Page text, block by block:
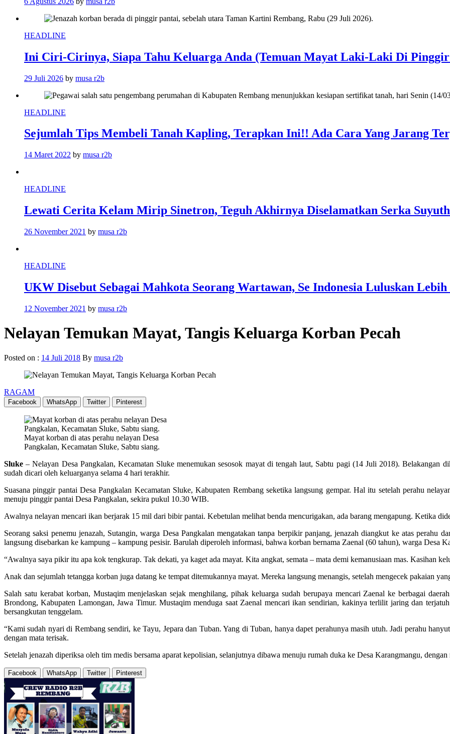
HEADLINE
Ini Ciri-Cirinya, Siapa Tahu Keluarga Anda (Temuan Mayat Laki-Laki Di
29 Juli 2026 by musa r2b
HEADLINE
Sejumlah Tips Membeli Tanah Kapling, Terapkan Ini!! Ada Cara Yang Jarang
14 Maret 2022 by musa r2b
HEADLINE
Lewati Cerita Kelam Mirip Sinetron, Teguh Akhirnya Diselamatkan Serka
26 November 2021 by musa r2b
HEADLINE
UKW Disebut Sebagai Mahkota Seorang Wartawan, Se Indonesia Luluskan
12 November 2021 by musa r2b
Nelayan Temukan Mayat, Tangis Keluarga Korban Pecah
Posted on : 14 Juli 2018 By musa r2b
RAGAM
Facebook WhatsApp Twitter Pinterest
Mayat korban di atas perahu nelayan Desa
Pangkalan, Kecamatan Sluke, Sabtu siang.
Sluke– Nelayan Desa Pangkalan, Kecamatan Sluke menemukan sesosok mayat di tengah laut, Sabtu pagi (14 Juli 2018). Belakangan
sudah dicari oleh keluarganya selama 4 hari terakhir.
Suasana pinggir pantai Desa Pangkalan Kecamatan Sluke, Kabupaten Rembang seketika langsung gempar. Hal itu setelah perahu
menuju pinggir pantai Desa Pangkalan, sekira pukul 10.30 WIB.
Awalnya nelayan mencari ikan berjarak 15 mil dari bibir pantai. Kebetulan melihat benda mencurigakan, ada barang mengapung. Ketika
Seorang saksi penemu jenazah, Sutangin, warga Desa Pangkalan mengatakan tanpa berpikir panjang, jenazah diangkut ke atas perahu
langsung disebarkan ke kampung – kampung pesisir. Barulah diperoleh informasi, bahwa korban bernama Zaenal (60 tahun), warga Desa
“Awalnya saya pikir itu apa kok tengkurap. Tak dekati, ya kaget ada mayat. Kita angkat, semata – mata demi kemanusiaan mas. Kasihan
Anak dan sejumlah tetangga korban juga datang ke tempat ditemukannya mayat. Mereka langsung menangis, setelah mengecek pakaian
Salah satu kerabat korban, Mustaqim menjelaskan sejak menghilang, pihak keluarga sudah berupaya mencari Zaenal ke berbagai
Brondong, Kabupaten Lamongan, Jawa Timur. Mustaqim menduga saat Zaenal mencari ikan sendirian, kakinya terlilit jaring dan
bersangkutan tenggelam.
“Kami sudah nyari di Rembang sendiri, ke Tayu, Jepara dan Tuban. Yang di Tuban, hanya dapet perahunya masih utuh. Jadi perahu
dengan mata terisak.
Setelah jenazah diperiksa oleh tim medis bersama aparat kepolisian, selanjutnya dibawa menuju rumah duka ke Desa Karangmangu,
Facebook WhatsApp Twitter Pinterest